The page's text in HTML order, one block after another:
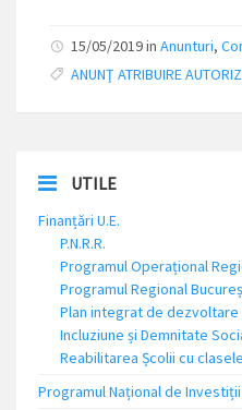
15/05/2019 in Anunturi,
ANUNŢ ATRIBUIRE
UTILE
Finanțări U.E.
P.N.R.R.
Programul Operațional
Programul Regional
Plan integrat de dezvoltare
Incluziune și Demnitate
Reabilitarea Școlii cu clasele
Programul Național de